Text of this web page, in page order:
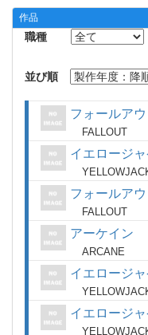
作品
職種
並び順
フォールア
FALLOUT
イエロージ
フォールア
FALLOUT
アーケイン
ARCANE
イエロージ
イエロージ